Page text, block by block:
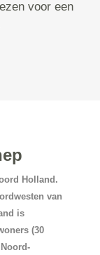
voor een
Holland.
van
is
(30